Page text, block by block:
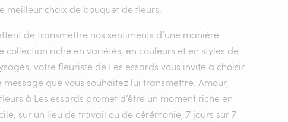
meilleur choix de bouquet de fleurs.
de transmettre nos sentiments d’une manière
riche en variétés, en couleurs et en styles de
votre fleuriste de Les essards vous invite à choisir
que vous souhaitez lui transmettre. Amour,
à Les essards promet d’être un moment riche en
sur un lieu de travail ou de cérémonie, 7 jours sur 7